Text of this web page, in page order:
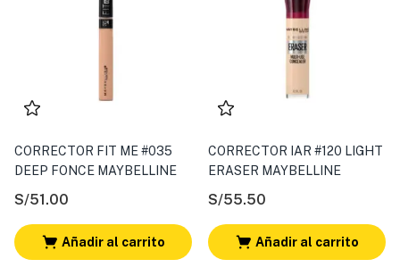
CORRECTOR FIT ME #035
DEEP FONCE MAYBELLINE
S/51.00
Añadir al carrito
CORRECTOR IAR #120 LIGHT
ERASER MAYBELLINE
S/55.50
Añadir al carrito